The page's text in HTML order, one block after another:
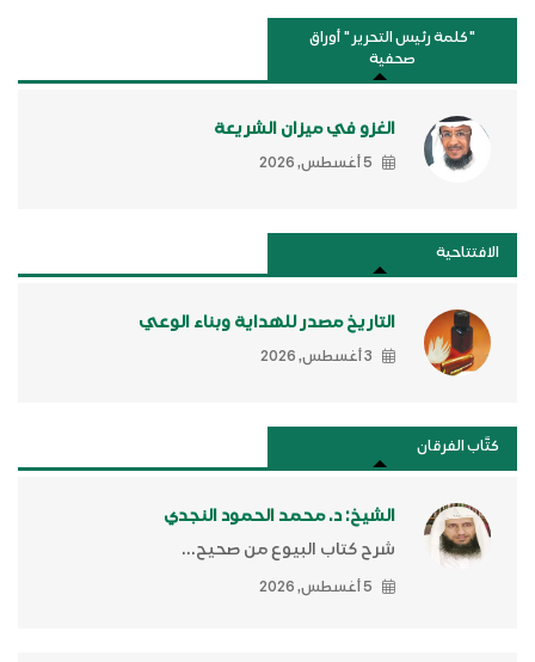
"كلمة رئيس التحرير " أوراق
صحفية
الغزو في ميزان الشريعة
5 أغسطس, 2026
الافتتاحية
التاريخ مصدر للهداية وبناء الوعي
3 أغسطس, 2026
كتَّاب الفرقان
الشيخ: د. محمد الحمود النجدي
شرح كتاب البيوع من صحيح...
5 أغسطس, 2026